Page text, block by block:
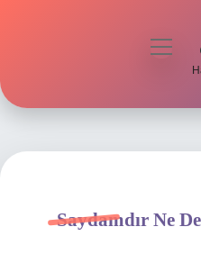
Hakkımızda
Saydamdır Ne